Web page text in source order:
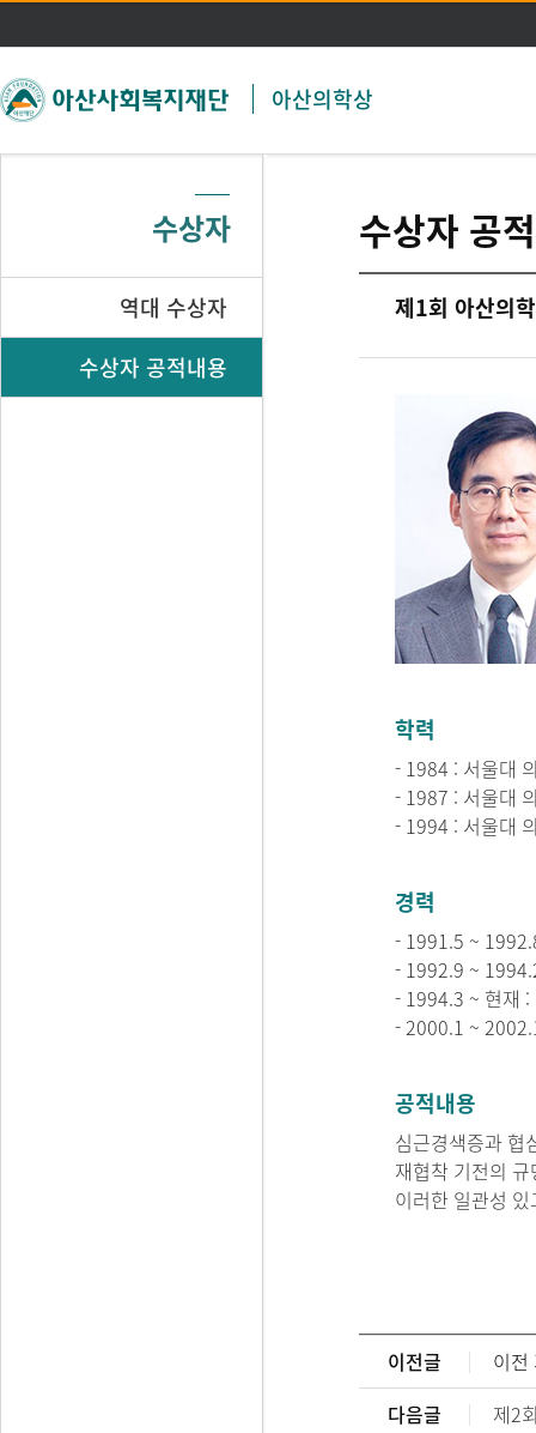
주메뉴 바로가기
본문 바로가기
아산의학상
수상자
역대 수상자
수상자 공적내용
수상자 공
제1회 아산의
학력
- 1984 : 서울대
- 1987 : 서울대
- 1994 : 서울대
경력
- 1991.5 ~
- 1992.9 ~
- 1994.3 ~ 현재
- 2000.1 ~
공적내용
심근경색증과 협
재협착 기전의
이러한 일관성
이전글
이전
다음글
제2